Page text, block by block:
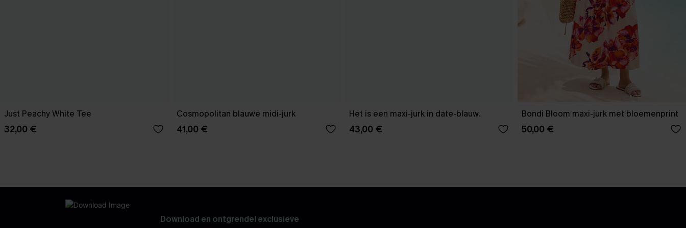
Just Peachy White Tee
32,00 €
Cosmopolitan blauwe midi-jurk
41,00 €
Het is een maxi-jurk in date-blauw.
43,00 €
Bondi Bloom maxi-jurk met bloemenprint
50,00 €
Download en ontgrendel exclusieve